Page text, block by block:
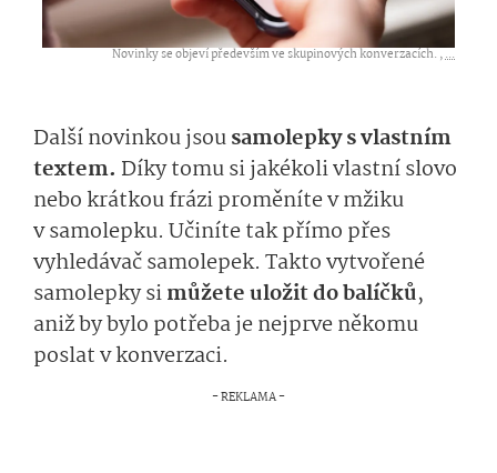
Novinky se objeví především ve skupinových konverzacích. ,...
Další novinkou jsousamolepky s vlastním
textem. Díky tomu si jakékoli vlastní slovo
nebo krátkou frázi proměníte v mžiku
v samolepku. Učiníte tak přímo přes
vyhledávač samolepek. Takto vytvořené
samolepky simůžete uložit do balíčků,
aniž by bylo potřeba je nejprve někomu
poslat v konverzaci.